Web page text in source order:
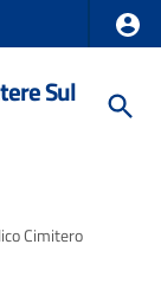
Sul
Cimitero